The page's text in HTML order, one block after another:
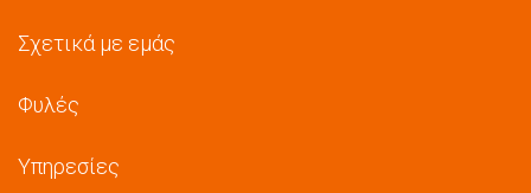
Σχετικά με εμάς
Φυλές
Υπηρεσίες